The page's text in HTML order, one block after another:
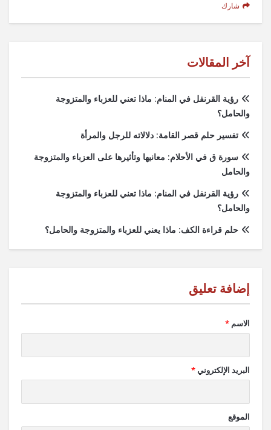
شارك
آخر المقالات
رؤية القرنفل في المنام: ماذا تعني للعزباء والمتزوجة
والحامل؟
تفسير حلم قصر القامة: دلالاته للرجل والمرأة
سورة ق في الأحلام: معانيها وتأثيرها على العزباء والمتزوجة
والحامل
رؤية القرنفل في المنام: ماذا تعني للعزباء والمتزوجة
والحامل؟
حلم قراءة الكف: ماذا يعني للعزباء والمتزوجة والحامل؟
الاسم *
البريد الإلكتروني*
الموقع